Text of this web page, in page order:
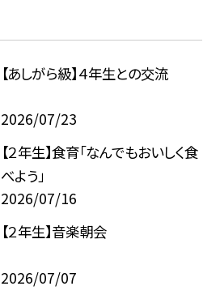
【あしがら級】４年生との交流
2026/07/23
【２年生】食育「なんでもおいしく食
べよう」
2026/07/16
【２年生】音楽朝会
2026/07/07